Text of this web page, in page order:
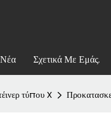
Νέα Σχετικά Με Εμάς.
τύπου X